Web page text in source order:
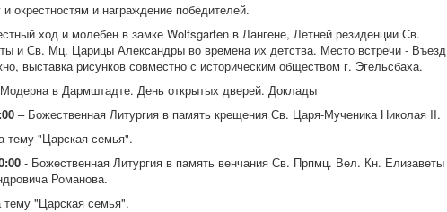
окрестностям и награждение победителей.
ход и молебен в замке Wolfsgarten в Лангене, Летней резиденции Св.
и Св. Мц. Царицы Александры во времена их детства. Место встречи - Въезд
выставка рисунков совместно с историческим обществом г. Эгельсбаха.
в Дармштадте. День открытых дверей. Доклады
– Божественная Литургия в память крещения Св. Царя-Мученика Николая II.
тему "Царская семья".
- Божественная Литургия в память венчания Св. Прпмц. Вел. Кн. Елизаветы
Романова.
"Царская семья".